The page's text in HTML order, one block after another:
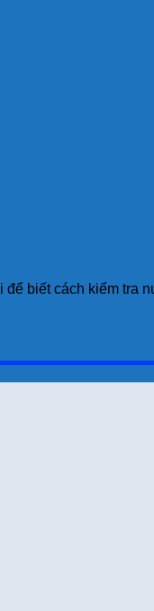
biết cách kiểm tra